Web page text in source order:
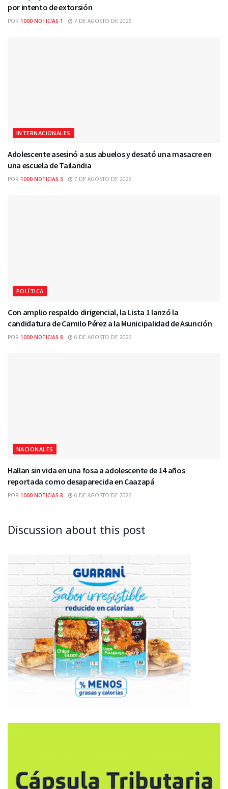
por intento de extorsión
POR 1000 NOTICIAS 1 7 DE AGOSTO DE 2026
INTERNACIONALES
Adolescente asesinó a sus abuelos y desató una masacre en
una escuela de Tailandia
POR 1000 NOTICIAS 3 7 DE AGOSTO DE 2026
POLÍTICA
Con amplio respaldo dirigencial, la Lista 1 lanzó la
candidatura de Camilo Pérez a la Municipalidad de Asunción
POR 1000 NOTICIAS 8 6 DE AGOSTO DE 2026
NACIONALES
Hallan sin vida en una fosa a adolescente de 14 años
reportada como desaparecida en Caazapá
POR 1000 NOTICIAS 8 6 DE AGOSTO DE 2026
Discussion about this post